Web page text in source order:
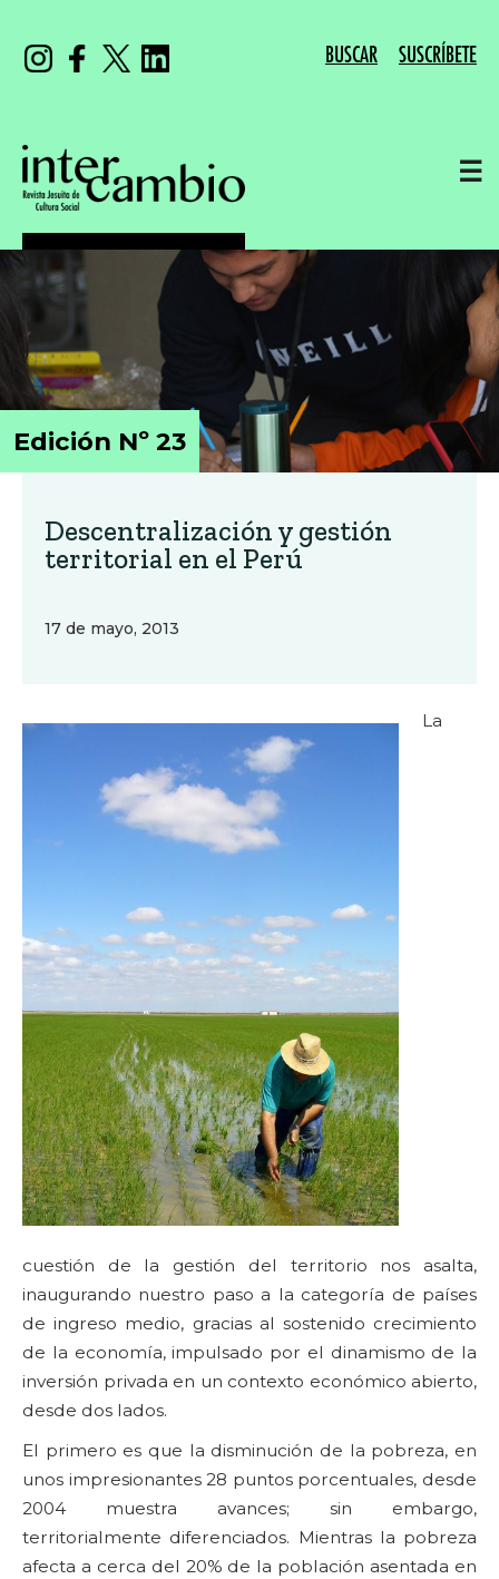
BUSCAR SUSCRÍBETE
☰
Edición Nº 23
Descentralización y gestión
territorial en el Perú
17 de mayo, 2013
La
cuestión de la gestión del territorio nos asalta,
inaugurando nuestro paso a la categoría de países
de ingreso medio, gracias al sostenido crecimiento
de la economía, impulsado por el dinamismo de la
inversión privada en un contexto económico abierto,
desde dos lados.
El primero es que la disminución de la pobreza, en
unos impresionantes 28 puntos porcentuales, desde
2004 muestra avances; sin embargo,
territorialmente diferenciados. Mientras la pobreza
afecta a cerca del 20% de la población asentada en